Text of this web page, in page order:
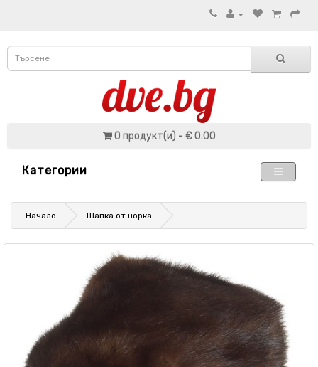
0 продукт(и) - € 0.00
Категории
Начало Шапка от норка